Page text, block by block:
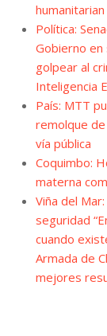
Política:
Gobierno en
golpear al
Inteligencia
País: MTT
remolque
vía pública
Coquimbo:
materna
Viña del
seguridad
cuando
Armada de
mejores